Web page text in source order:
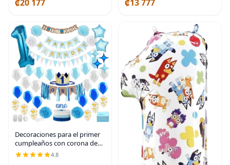
Año Nuevo, boda,
₡20 177
decoraciones para fiesta de
₡13 777
Decoraciones para el primer
cumpleaños con corona de
cumpleaños, decoración para
el primer cumpleaños del
4.8